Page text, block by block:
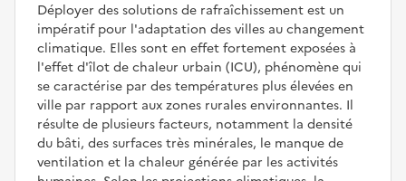
Déployer des solutions de rafraîchissement est un
impératif pour l'adaptation des villes au changement
climatique. Elles sont en effet fortement exposées à
l'effet d'îlot de chaleur urbain (ICU), phénomène qui
se caractérise par des températures plus élevées en
ville par rapport aux zones rurales environnantes. Il
résulte de plusieurs facteurs, notamment la densité
du bâti, des surfaces très minérales, le manque de
ventilation et la chaleur générée par les activités